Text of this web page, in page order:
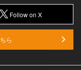
Follow on X
ら